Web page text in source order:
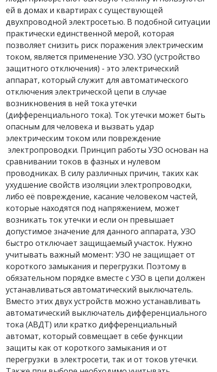
ей в домах и квартирах с существующей
двухпроводной электросетью. В подобной ситуации
практически единственной мерой, которая
позволяет снизить риск поражения электрическим
током, является применение УЗО. УЗО (устройство
защитного отключения) - это электрический
аппарат, который служит для автоматического
отключения электрической цепи в случае
возникновения в ней тока утечки
(дифференциального тока). Ток утечки может быть
опасным для человека и вызвать удар
электрическим током или повреждение
электропроводки. Принцип работы УЗО основан на
сравнивании токов в фазных и нулевом
проводниках. В силу различных причин, таких как
ухудшение свойств изоляции электропроводки,
либо её повреждение, касание человеком частей,
которые находятся под напряжением, может
возникать ток утечки и если он превышает
допустимое значение для данного аппарата, УЗО
быстро отключает защищаемый участок. Нужно
учитывать важный момент: УЗО не защищает от
короткого замыкания и перегрузки. Поэтому в
обязательном порядке вместе с УЗО в цепи должен
устанавливаться автоматический выключатель.
Вместо этих двух устройств можно устанавливать
автоматический выключатель дифференциального
тока (АВДТ) или кратко дифференциальный
автомат, который совмещает в себе функции
защиты как от короткого замыкания и от
перегрузки в электросети, так и от токов утечки.